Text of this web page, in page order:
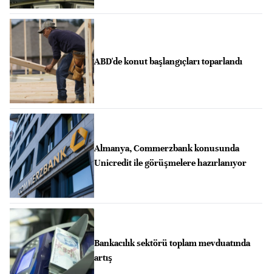
ABD'de konut başlangıçları toparlandı
Almanya, Commerzbank konusunda
Unicredit ile görüşmelere hazırlanıyor
Bankacılık sektörü toplam mevduatında
artış